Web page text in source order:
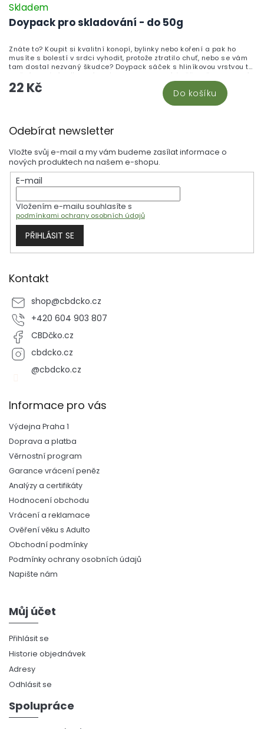
Doypack pro skladování - do 50g
Skladem
22 Kč Do košíku
Znáte to? Koupit si kvalitní konopí, bylinky nebo koření a pak ho
musíte s bolestí v srdci vyhodit, protože ztratilo chuť, nebo se vám
tam dostal nezvaný škudce? Doypack sáček s hliníkovou vrstvou to
změní! Chrání vaše oblíbené produkty jako bílá věž – před vlhkostí,
světlem i vzduchem. ZIP uzávěr, snadné otevření... a hlavně?
Vaše květy a sušené produkty zůstávají čerstvé mnohem déle! To je
pocit, co chcete! Tento doypack je ideální pro skladování až 50 g
Odebírat newsletter
Vložte svůj e-mail a my vám budeme zasílat informace o
nových produktech na našem e-shopu.
E-mail
Vložením e-mailu souhlasíte s
podmínkami ochrany osobních údajů
PŘIHLÁSIT SE
Kontakt
shop@cbdcko.cz
+420 604 903 807
CBDčko.cz
cbdcko.cz
@cbdcko.cz
Informace pro vás
Výdejna Praha 1
Doprava a platba
Věrnostní program
Garance vrácení peněz
Analýzy a certifikáty
Hodnocení obchodu
Vrácení a reklamace
Ověření věku s Adulto
Obchodní podmínky
Podmínky ochrany osobních údajů
Napište nám
Můj účet
Přihlásit se
Historie objednávek
Adresy
Odhlásit se
Spolupráce